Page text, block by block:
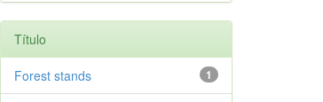
Título
1
Forest stands